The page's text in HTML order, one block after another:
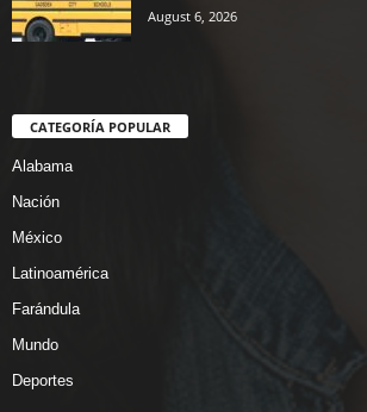
August 6, 2026
CATEGORÍA POPULAR
Alabama
Nación
México
Latinoamérica
Farándula
Mundo
Deportes